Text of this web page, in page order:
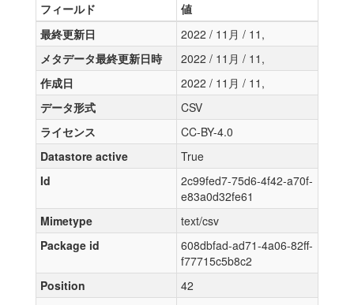
フィールド
値
最終更新日
2022 / 11月 / 11,
メタデータ最終更新日時
2022 / 11月 / 11,
作成日
2022 / 11月 / 11,
データ形式
CSV
ライセンス
CC-BY-4.0
Datastore active
True
Id
2c99fed7-75d6-4f42-a70f-
e83a0d32fe61
Mimetype
text/csv
Package id
608dbfad-ad71-4a06-82ff-
f77715c5b8c2
Position
42